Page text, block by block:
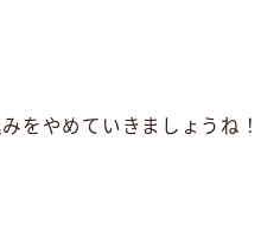
をやめていきましょうね！